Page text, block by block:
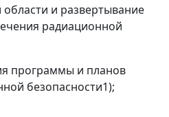
и развертывание
радиационной
программы и планов
безопасности1);